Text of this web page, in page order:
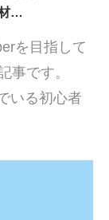
…
を目指して
事です。
いる初心者